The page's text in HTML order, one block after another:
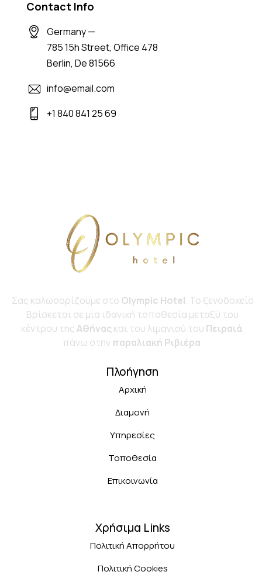
Contact Info
Germany —
785 15h Street, Office 478
Berlin, De 81566
info@email.com
+1 840 841 25 69
Σας καλωσορίζουμε στο Olympic Hotel. Το ξενοδοχείο
Bρίσκεται σε μια ιδανική τοποθεσία μεταξύ του
κέντρου τηςΑθήνας και του λιμανιού του Πειραιά,
πάνω στην παραλιακή Ριβιέρα.
Πλοήγηση
Αρχική
Διαμονή
Υπηρεσίες
Τοποθεσία
Επικοινωνία
Χρήσιμα Links
Πολιτική Απορρήτου
Πολιτική Cookies